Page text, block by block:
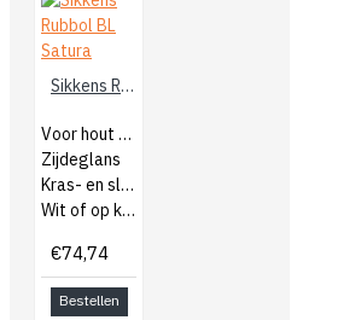
Sikkens Rubbol BL Satura
Voor hout binnen
Zijdeglans
Kras- en slijtvast
Wit of op kleur gemengd
€74,74
Bestellen